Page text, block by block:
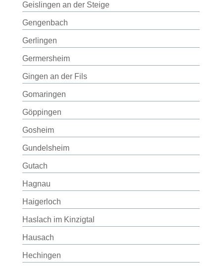
Geislingen an der Steige
Gengenbach
Gerlingen
Germersheim
Gingen an der Fils
Gomaringen
Göppingen
Gosheim
Gundelsheim
Gutach
Hagnau
Haigerloch
Haslach im Kinzigtal
Hausach
Hechingen